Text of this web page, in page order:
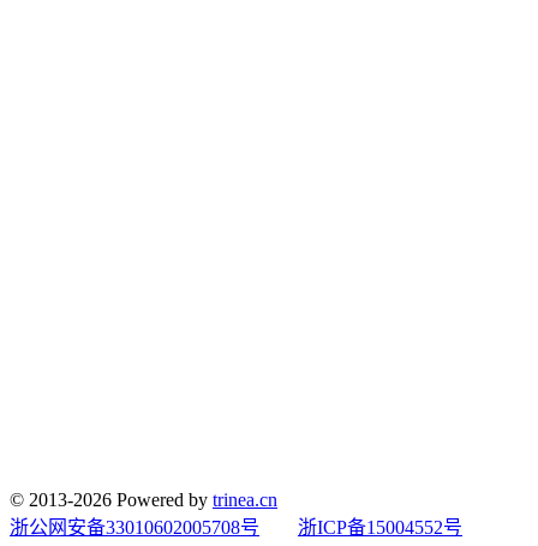
© 2013-2026 Powered by trinea.cn
浙公网安备33010602005708号
浙ICP备15004552号